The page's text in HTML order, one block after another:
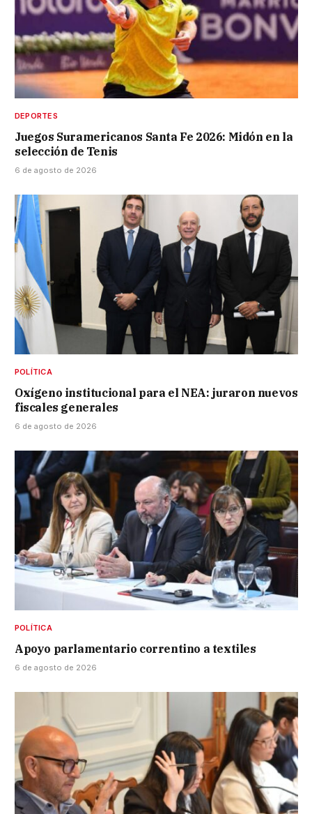
DEPORTES
Juegos Suramericanos Santa Fe 2026: Midón en la
selección de Tenis
6 de agosto de 2026
POLÍTICA
Oxígeno institucional para el NEA: juraron nuevos
fiscales generales
6 de agosto de 2026
POLÍTICA
Apoyo parlamentario correntino a textiles
6 de agosto de 2026